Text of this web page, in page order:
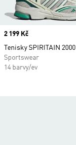
Price
2 199 Kč
Tenisky SPIRITAIN 2000
Sportswear
14 barvy/ev